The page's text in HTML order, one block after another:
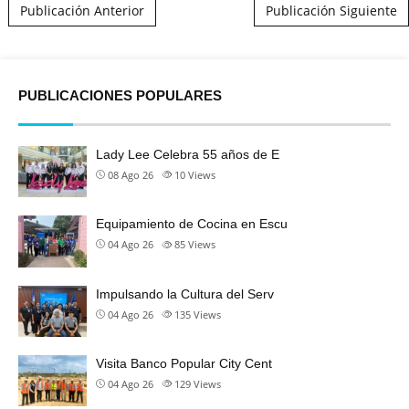
Publicación Anterior Publicación Siguiente
PUBLICACIONES POPULARES
Lady Lee Celebra 55 años de E
08 Ago 26 10 Views
Equipamiento de Cocina en Escu
04 Ago 26 85 Views
Impulsando la Cultura del Serv
04 Ago 26 135 Views
Visita Banco Popular City Cent
04 Ago 26 129 Views